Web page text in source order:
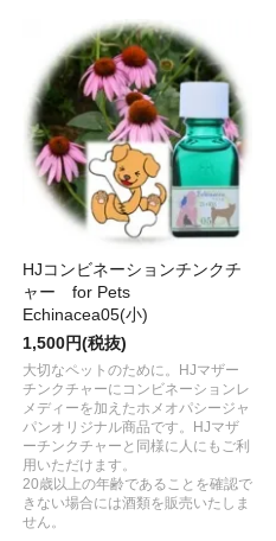
HJコンビネーションチンクチ
ャー for Pets
Echinacea05(小)
1,500円(税抜)
大切なペットのために。HJマザー
チンクチャーにコンビネーションレ
メディーを加えたホメオパシージャ
パンオリジナル商品です。HJマザ
ーチンクチャーと同様に人にもご利
用いただけます。
20歳以上の年齢であることを確認で
きない場合には酒類を販売いたしま
せん。